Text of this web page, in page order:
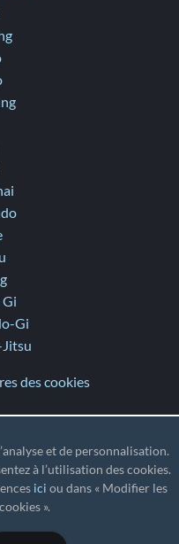
et de personnalisation.
à l’utilisation des cookies.
ici ou dans « Modifier les
».
Gi
Gi
des cookies